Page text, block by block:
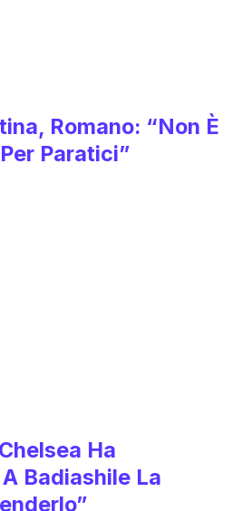
Romano: “Non È
Paratici”
Ha
Badiashile La